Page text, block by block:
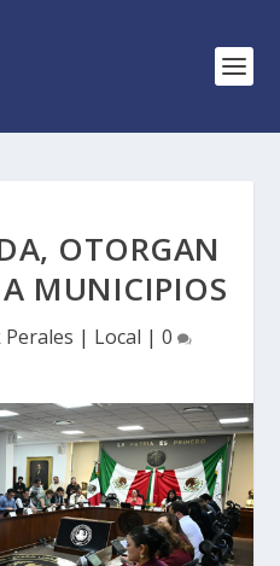
OTORGAN
MUNICIPIOS
Perales | Local | 0